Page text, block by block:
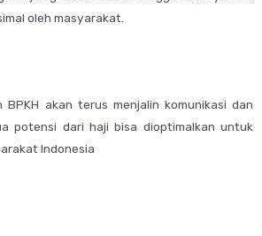
oleh masyarakat.
BPKH akan terus menjalin komunikasi dan
potensi dari haji bisa dioptimalkan untuk
Indonesia